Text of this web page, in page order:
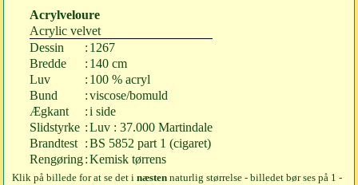
Acrylveloure
Acrylic velvet
Dessin
: 1267
Bredde
: 140 cm
Luv
: 100 % acryl
Bund
:viscose/bomuld
Ægkant
:i side
Slidstyrke :Luv : 37.000 Martindale
Brandtest :BS 5852 part 1 (cigaret)
Rengøring:Kemisk tørrens
Klik på billede for at se det i næsten naturlig størrelse - billedet bør ses på 1 -